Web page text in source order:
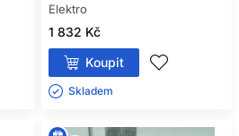
Elektro
1 832 Kč
Koupit
Skladem ㅤ